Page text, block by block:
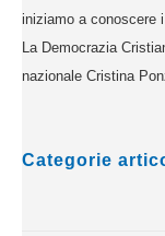
iniziamo a conoscere
La Democrazia
nazionale Cristina
Categorie